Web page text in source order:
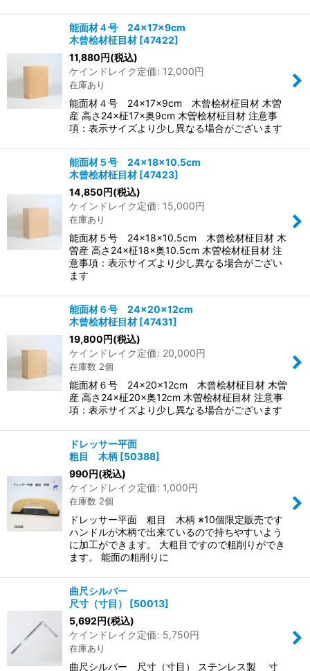
能面材４号 24×17×9cm
木曾桧材柾目材 [47422]
11,880円(税込)
ケインドレイク定価: 12,000円
在庫あり
能面材４号 24×17×9cm 木曾桧材柾目材 木曽
産 高さ24×柾17×奥9cm 木曽桧材柾目材 注意事
項：表示サイズより少し異なる場合がございます
能面材５号 24×18×10.5cm
木曾桧材柾目材 [47423]
14,850円(税込)
ケインドレイク定価: 15,000円
在庫あり
能面材５号 24×18×10.5cm 木曾桧材柾目材 木
曽産 高さ24×柾18×奥10.5cm 木曽桧材柾目材 注
意事項：表示サイズより少し異なる場合がござい
ます
能面材６号 24×20×12cm
木曾桧材柾目材 [47431]
19,800円(税込)
ケインドレイク定価: 20,000円
在庫数 2個
能面材６号 24×20×12cm 木曾桧材柾目材 木曽
産 高さ24×柾20×奥12cm 木曽桧材柾目材 注意事
項：表示サイズより少し異なる場合がございます
ドレッサー平面
粗目 木柄 [50388]
990円(税込)
ケインドレイク定価: 1,000円
在庫数 2個
ドレッサー平面 粗目 木柄 ※10個限定販売です
ハンドルが木柄で出来ているので持ちやすいよう
に加工ができます。 大粗目ですので粗削りができ
ます。 能面の粗削りに
曲尺シルバー
尺寸（寸目）
[50013]
5,692円(税込)
ケインドレイク定価: 5,750円
在庫あり
曲尺シルバー 尺寸（寸目） ステンレス製 寸